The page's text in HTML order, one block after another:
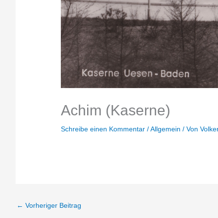
Achim (Kaserne)
Schreibe einen Kommentar /Allgemein / Von
← Vorheriger Beitrag